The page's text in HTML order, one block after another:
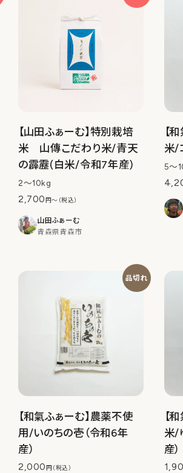
【山田ふぁーむ】特別栽培
米 山傳こだわり米/青天
の霹靂(白米/令和7年産)
2〜10kg
2,700円〜（税込）
山田ふぁーむ
青森県青森市
【
米/
5〜
品切れ
【和氣ふぁーむ】農薬不使
用/いのちの壱（令和6年
産）
2,000円（税込）
【
米/
産）